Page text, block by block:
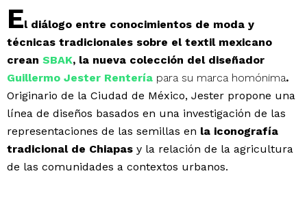
El diálogo entre conocimientos de moda y
técnicas tradicionales sobre el textil mexicano
crean SBAK, la nueva colección del diseñador
Guillermo Jester Rentería para su marca homónima.
Originario de la Ciudad de México, Jester propone una
línea de diseños basados en una investigación de las
representaciones de las semillas en la iconografía
tradicional de Chiapas y la relación de la agricultura
de las comunidades a contextos urbanos.